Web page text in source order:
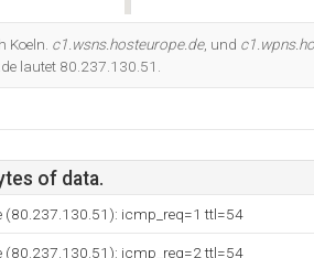
Koeln. c1.wsns.hosteurope.de, und
lautet 80.237.130.51.
of data.
(80.237.130.51): icmp_req=1 ttl=54
(80.237.130.51): icmp_req=2 ttl=54